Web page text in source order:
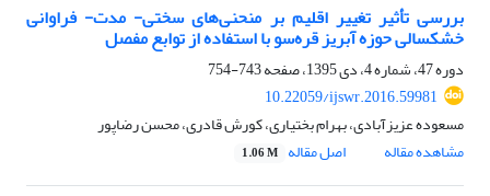
بررسی تأثیر تغییر اقلیم بر منحنی‌های سختی- مدت- فراوانی
خشکسالی حوزه آبریز قره‌سو با استفاده از توابع مفصل
دوره 47، شماره 4، دی 1395، صفحه
743-754
10.22059/ijswr.2016.59981
مسعوده عزیزآبادی، بهرام بختیاری، کورش قادری، محسن رضاپور
مشاهده مقاله
اصل مقاله 1.06 M